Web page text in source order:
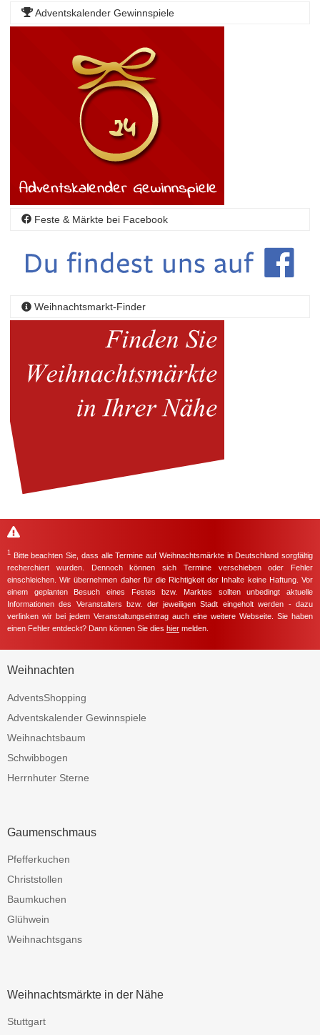
Adventskalender Gewinnspiele
Feste & Märkte bei Facebook
Weihnachtsmarkt-Finder
1 Bitte beachten Sie, dass alle Termine auf Weihnachtsmärkte in Deutschland sorgfältig
recherchiert wurden. Dennoch können sich Termine verschieben oder Fehler
einschleichen. Wir übernehmen daher für die Richtigkeit der Inhalte keine Haftung. Vor
einem geplanten Besuch eines Festes bzw. Marktes sollten unbedingt aktuelle
Informationen des Veranstalters bzw. der jeweiligen Stadt eingeholt werden - dazu
verlinken wir bei jedem Veranstaltungseintrag auch eine weitere Webseite. Sie haben
einen Fehler entdeckt? Dann können Sie dies hier melden.
Weihnachten
AdventsShopping
Adventskalender Gewinnspiele
Weihnachtsbaum
Schwibbogen
Herrnhuter Sterne
Gaumenschmaus
Pfefferkuchen
Christstollen
Baumkuchen
Glühwein
Weihnachtsgans
Weihnachtsmärkte in der Nähe
Stuttgart